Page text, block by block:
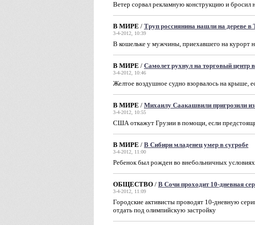
Ветер сорвал рекламную конструкцию и бросил
В МИРЕ / Труп россиянина нашли на дереве в
3-4-2012, 10:39
В кошельке у мужчины, приехавшего на курорт
В МИРЕ / Самолет рухнул на торговый
3-4-2012, 10:46
Желтое воздушное судно взорвалось на крыше,
В МИРЕ / Михаилу Саакашвили пригрозили
3-4-2012, 10:55
США откажут Грузии в помощи, если
В МИРЕ / В Сибири младенец умер в сугробе
3-4-2012, 11:00
Ребенок был рожден во внебольничных
ОБЩЕСТВО / В Сочи проходит 10-дневная
3-4-2012, 11:09
Городские активисты проводят 10-дневную
отдать под олимпийскую застройку